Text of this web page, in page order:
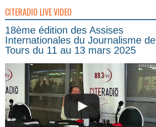
CITERADIO LIVE VIDEO
18ème édition des Assises
Internationales du Journalisme de
Tours du 11 au 13 mars 2025